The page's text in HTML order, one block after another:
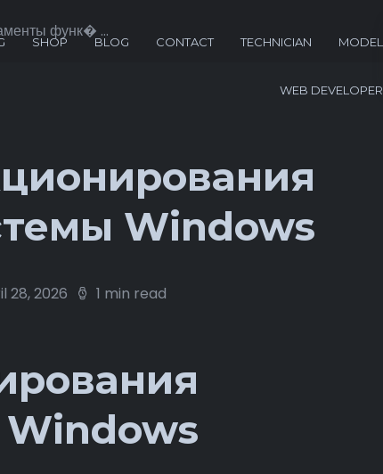
SHOP BLOG CONTACT TECHNICIAN MODEL
WEB DEVELOPER
функ� ...
Windows
28, 2026 1 min read